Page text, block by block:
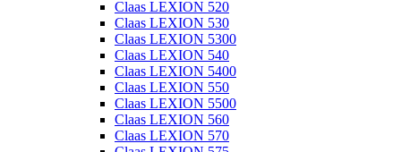
Claas LEXION 520
Claas LEXION 530
Claas LEXION 5300
Claas LEXION 540
Claas LEXION 5400
Claas LEXION 550
Claas LEXION 5500
Claas LEXION 560
Claas LEXION 570